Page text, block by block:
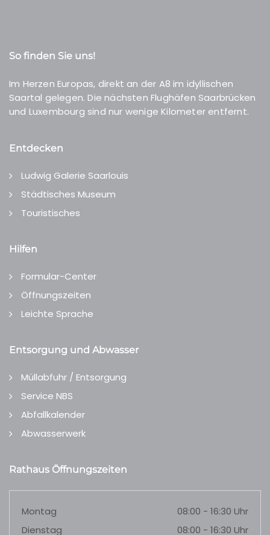
So finden Sie uns!
Im Herzen Europas, direkt an der A8 im idyllischen
Saartal gelegen. Die nächsten Flughäfen Saarbrücken
und Luxembourg sind nur wenige Kilometer entfernt.
Entdecken
Ludwig Galerie Saarlouis
Städtisches Museum
Touristisches
Hilfen
Formular-Center
Öffnungszeiten
Leichte Sprache
Entsorgung und Abwasser
Müllabfuhr / Entsorgung
Service NBS
Abfallkalender
Abwasserwerk
Rathaus Öffnungszeiten
Montag
08:00 - 16:30 Uhr
Dienstag
08:00 - 16:30 Uhr